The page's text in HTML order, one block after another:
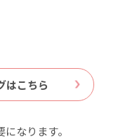
はこちら
なります。